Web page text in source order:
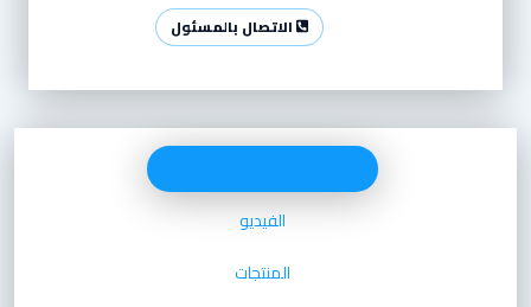
الاتصال بالمسئول
الفيديو
المنتجات